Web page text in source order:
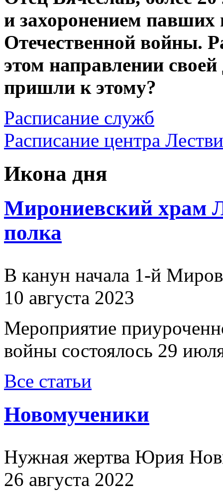
и захоронением павших
Отечественной войны.
этом направлении
пришли к этому?
Расписание служб
Расписание центра
Икона дня
Мирониевский храм
полка
В канун начала 1-й
10 августа 2023
Мероприятие
войны состоялось 29
Все статьи
Новомученики
Нужная жертва Юрия
26 августа 2022